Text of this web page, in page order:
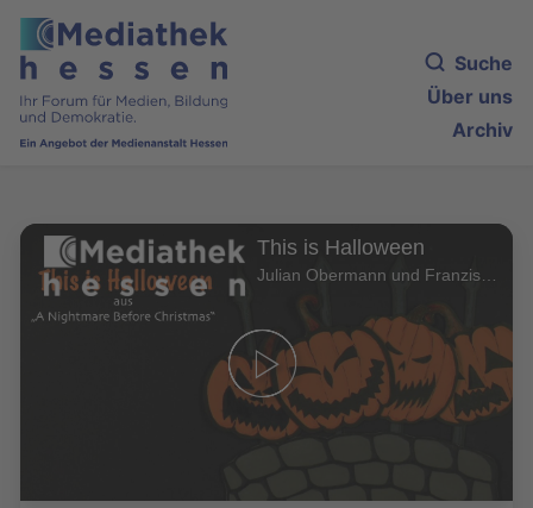
Suche
Über uns
Archiv
This is Halloween
Julian Obermann und Franziska Laun